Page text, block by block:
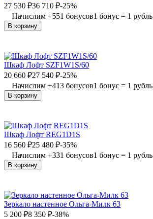
27 530 ₽36 710 ₽-25%
Начислим +551 бонусов1 бонус = 1 рубль
В корзину
Шкаф Лофт SZF1W1S/60
20 660 ₽27 540 ₽-25%
Начислим +413 бонусов1 бонус = 1 рубль
В корзину
Шкаф Лофт REG1D1S
16 560 ₽25 480 ₽-35%
Начислим +331 бонусов1 бонус = 1 рубль
В корзину
Зеркало настенное Ольга-Милк 63
5 200 ₽8 350 ₽-38%